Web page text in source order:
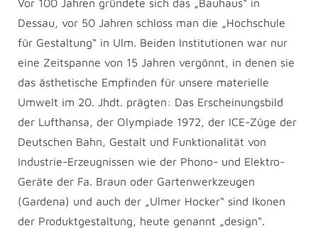
Vor 100 Jahren gründete sich das „Bauhaus“ in
Dessau, vor 50 Jahren schloss man die „Hochschule
für Gestaltung“ in Ulm. Beiden Institutionen war nur
eine Zeitspanne von 15 Jahren vergönnt, in denen sie
das ästhetische Empfinden für unsere materielle
Umwelt im 20. Jhdt. prägten: Das Erscheinungsbild
der Lufthansa, der Olympiade 1972, der ICE-Züge der
Deutschen Bahn, Gestalt und Funktionalität von
Industrie-Erzeugnissen wie der Phono- und Elektro-
Geräte der Fa. Braun oder Gartenwerkzeugen
(Gardena) und auch der „Ulmer Hocker“ sind Ikonen
der Produktgestaltung, heute genannt „design“.